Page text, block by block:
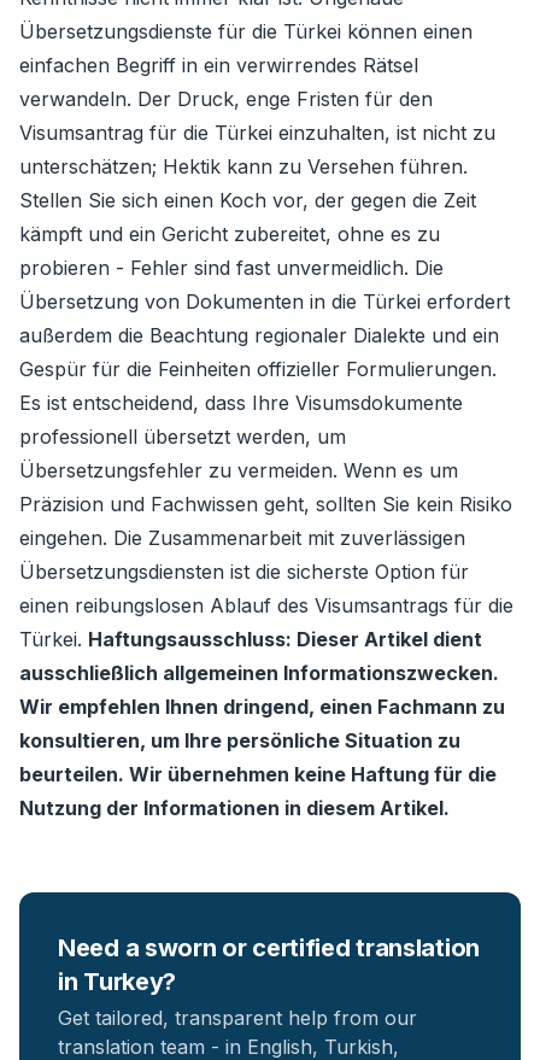
Übersetzungsdienste für die Türkei können einen
einfachen Begriff in ein verwirrendes Rätsel
verwandeln. Der Druck, enge Fristen für den
Visumsantrag für die Türkei einzuhalten, ist nicht zu
unterschätzen; Hektik kann zu Versehen führen.
Stellen Sie sich einen Koch vor, der gegen die Zeit
kämpft und ein Gericht zubereitet, ohne es zu
probieren - Fehler sind fast unvermeidlich. Die
Übersetzung von Dokumenten in die Türkei erfordert
außerdem die Beachtung regionaler Dialekte und ein
Gespür für die Feinheiten offizieller Formulierungen.
Es ist entscheidend, dass Ihre Visumsdokumente
professionell übersetzt werden, um
Übersetzungsfehler zu vermeiden. Wenn es um
Präzision und Fachwissen geht, sollten Sie kein Risiko
eingehen. Die Zusammenarbeit mit zuverlässigen
Übersetzungsdiensten ist die sicherste Option für
einen reibungslosen Ablauf des Visumsantrags für die
Türkei. Haftungsausschluss: Dieser Artikel dient
ausschließlich allgemeinen Informationszwecken.
Wir empfehlen Ihnen dringend, einen Fachmann zu
konsultieren, um Ihre persönliche Situation zu
beurteilen. Wir übernehmen keine Haftung für die
Nutzung der Informationen in diesem Artikel.
Need a sworn or certified translation
in Turkey?
Get tailored, transparent help from our
translation team - in English, Turkish,